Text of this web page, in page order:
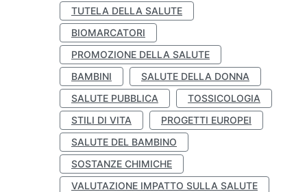
TUTELA DELLA SALUTE
BIOMARCATORI
PROMOZIONE DELLA SALUTE
BAMBINI
SALUTE DELLA DONNA
SALUTE PUBBLICA
TOSSICOLOGIA
STILI DI VITA
PROGETTI EUROPEI
SALUTE DEL BAMBINO
SOSTANZE CHIMICHE
VALUTAZIONE IMPATTO SULLA SALUTE